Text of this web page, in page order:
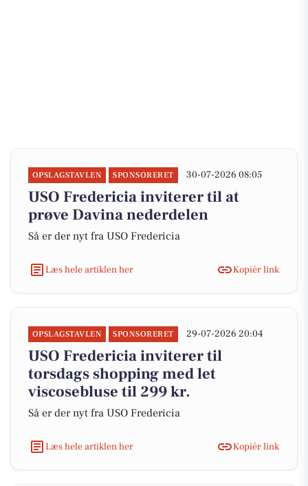
OPSLAGSTAVLEN SPONSORERET 30-07-2026 08:05
USO Fredericia inviterer til at
prøve Davina nederdelen
Så er der nyt fra USO Fredericia
Læs hele artiklen her Kopiér link
OPSLAGSTAVLEN SPONSORERET 29-07-2026 20:04
USO Fredericia inviterer til
torsdags shopping med let
viscosebluse til 299 kr.
Så er der nyt fra USO Fredericia
Læs hele artiklen her Kopiér link